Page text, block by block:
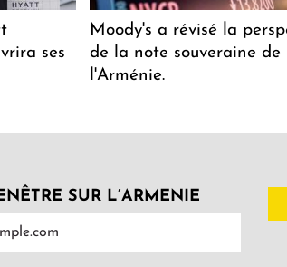
ses
Moody's a révisé la
de la note souveraine de
l'Arménie.
SUR L’ARMENIE